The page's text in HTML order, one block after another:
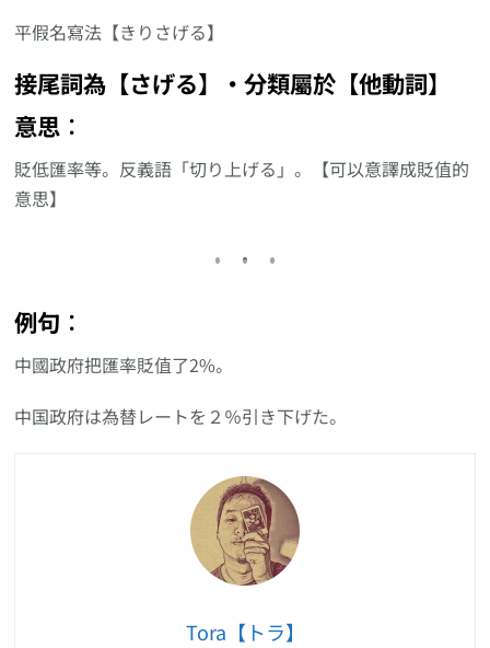
平假名寫法【きりさげる】
接尾詞為【さげる】‧分類屬於【他動詞】
意思︰
貶低匯率等。反義語「切り上げる」。【可以意譯成貶值的
意思】
例句︰
中國政府把匯率貶值了2%。
中国政府は為替レートを２％引き下げた。
Tora【トラ】